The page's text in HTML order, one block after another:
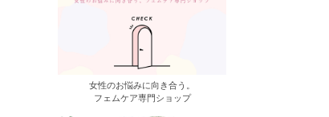
女性のお悩みに向き合う。
フェムケア専門ショップ